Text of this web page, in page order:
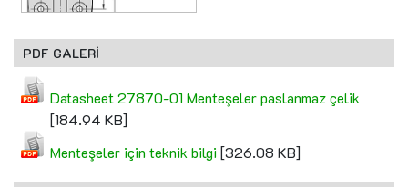
PDF GALERİ
Datasheet 27870-01 Menteşeler paslanmaz çelik
[184.94 KB]
Menteşeler için teknik bilgi [326.08 KB]